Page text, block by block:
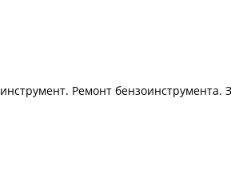
Ремонт бензоинструмента.